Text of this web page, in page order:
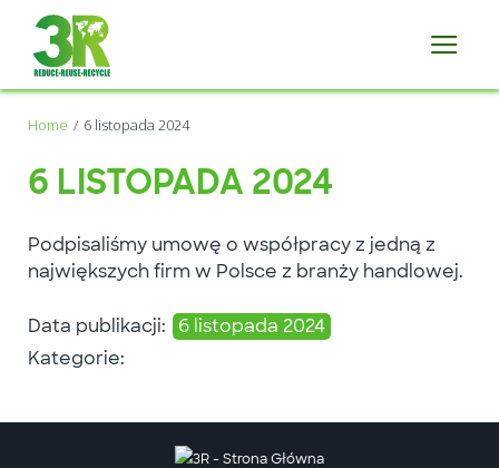
Home 6 listopada 2024
6 LISTOPADA 2024
Podpisaliśmy umowę o współpracy z jedną z
największych firm w Polsce z branży handlowej.
Data publikacji:
6 listopada 2024
Kategorie: